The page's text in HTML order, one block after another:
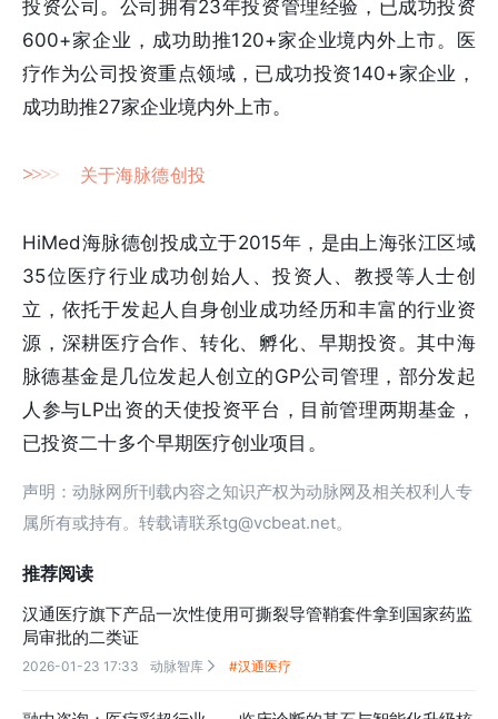
投资公司。公司拥有23年投资管理经验，已成功投资
600+家企业，成功助推120+家企业境内外上市。医
疗作为公司投资重点领域，已成功投资140+家企业，
成功助推27家企业境内外上市。
>>>> 关于海脉德创投
HiMed海脉德创投成立于2015年，是由上海张江区域
35位医疗行业成功创始人、投资人、教授等人士创
立，依托于发起人自身创业成功经历和丰富的行业资
源，深耕医疗合作、转化、孵化、早期投资。其中海
脉德基金是几位发起人创立的GP公司管理，部分发起
人参与LP出资的天使投资平台，目前管理两期基金，
已投资二十多个早期医疗创业项目。
声明：动脉网所刊载内容之知识产权为动脉网及相关权利人专
属所有或持有。转载请联系tg@vcbeat.net。
推荐阅读
汉通医疗旗下产品一次性使用可撕裂导管鞘套件拿到国家药监
局审批的二类证
2026-01-23 17:33 动脉智库  #汉通医疗